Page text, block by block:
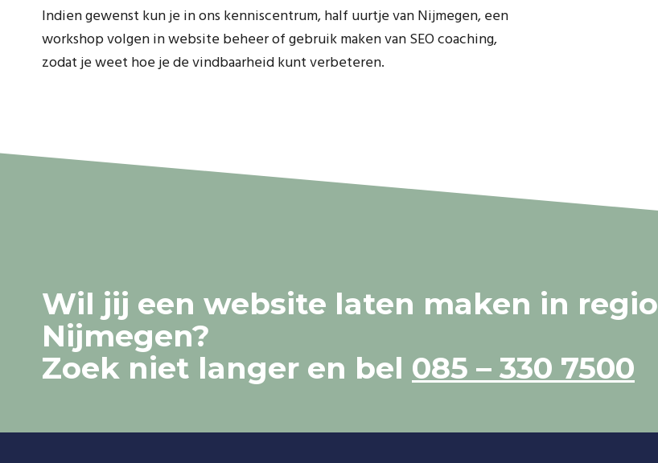
Indien gewenst kun je in ons kenniscentrum, half uurtje van Nijmegen, een
workshop volgen in website beheer of gebruik maken van SEO coaching,
zodat je weet hoe je de vindbaarheid kunt verbeteren.
Wil jij een website laten maken in regio
Nijmegen?
Zoek niet langer en bel 085 – 330 7500